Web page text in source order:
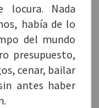
locura. Nada
había de lo
del mundo
presupuesto,
cenar, bailar
antes haber